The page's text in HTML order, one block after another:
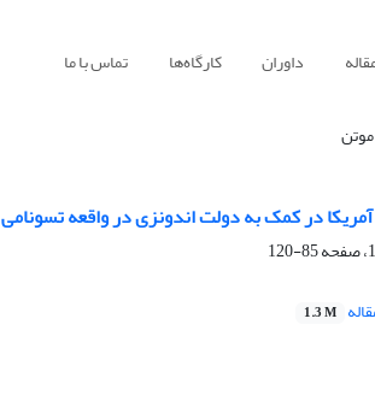
داوران کارگاه‌ها تماس با ما
در کمک به دولت اندونزی در واقعه تسونامی
85-120
1.3 M